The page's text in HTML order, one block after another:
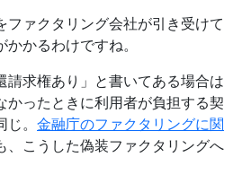
ファクタリング会社が引き受けて
かるわけですね。
請求権あり」と書いてある場合は
かったときに利用者が負担する契
。 金融庁のファクタリングに関
、こうした偽装ファクタリングへ